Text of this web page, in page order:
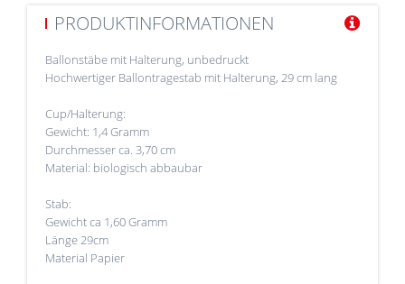
PRODUKTINFORMATIONEN
Ballonstäbe mit Halterung, unbedruckt
Hochwertiger Ballontragestab mit Halterung, 29 cm lang
Cup/Halterung:
Gewicht: 1,4 Gramm
Durchmesser ca. 3,70 cm
Material: biologisch abbaubar
Stab:
Gewicht ca 1,60 Gramm
Länge 29cm
Material Papier